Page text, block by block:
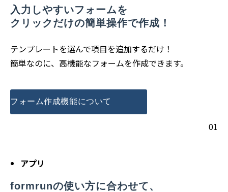
入力しやすいフォームを
クリックだけの簡単操作で作成！
テンプレートを選んで項目を追加するだけ！
簡単なのに、高機能なフォームを作成できます。
フォーム作成機能について
01
アプリ
formrunの使い方に合わせて、